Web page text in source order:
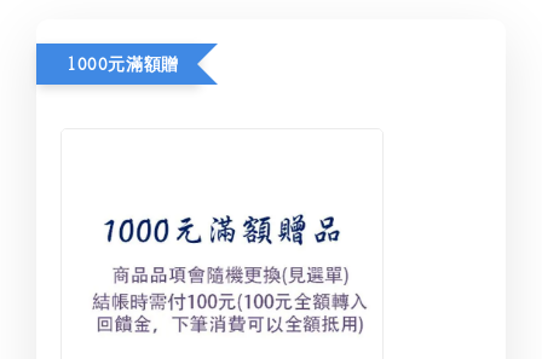
1000元滿額贈